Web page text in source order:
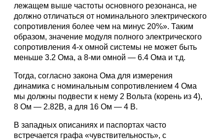
лежащем выше частоты основного резонанса, не
должно отличаться от номинального электрического
сопротивления более чем на минус 20%». Таким
образом, значение модуля полного электрического
сопротивления 4-х омной системы не может быть
меньше 3.2 Ома, а 8-ми омной — 6.4 Ома и т.д.
Тогда, согласно закона Ома для измерения
динамика с номинальным сопротивлением 4 Ома
мы должны подвести к нему 2 Вольта (корень из 4),
8 Ом — 2.82В, а для 16 Ом — 4 В.
В западных описаниях и паспортах часто
встречается графа «чувствительность», с